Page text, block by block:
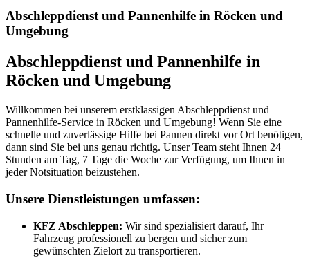
Abschleppdienst und Pannenhilfe in Röcken und
Umgebung
Abschleppdienst und Pannenhilfe in
Röcken und Umgebung
Willkommen bei unserem erstklassigen Abschleppdienst und
Pannenhilfe-Service in Röcken und Umgebung! Wenn Sie eine
schnelle und zuverlässige Hilfe bei Pannen direkt vor Ort benötigen,
dann sind Sie bei uns genau richtig. Unser Team steht Ihnen 24
Stunden am Tag, 7 Tage die Woche zur Verfügung, um Ihnen in
jeder Notsituation beizustehen.
Unsere Dienstleistungen umfassen:
KFZ Abschleppen: Wir sind spezialisiert darauf, Ihr
Fahrzeug professionell zu bergen und sicher zum
gewünschten Zielort zu transportieren.